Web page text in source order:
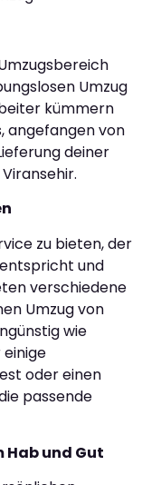
Umzug
kümmern
angefangen von
deiner
zu bieten, der
und
verschiedene
Umzug von
wie
einige
oder einen
passende
und Gut